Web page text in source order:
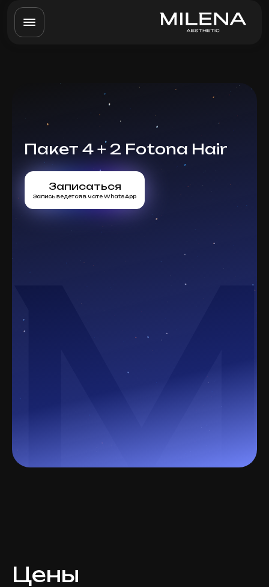
Пакет 4 + 2 Fotona Hair
Записаться
Запись ведется в чате WhatsApp
Цены